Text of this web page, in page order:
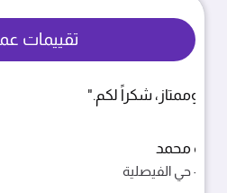
تقييمات
"الشغل نظيف والأسعار